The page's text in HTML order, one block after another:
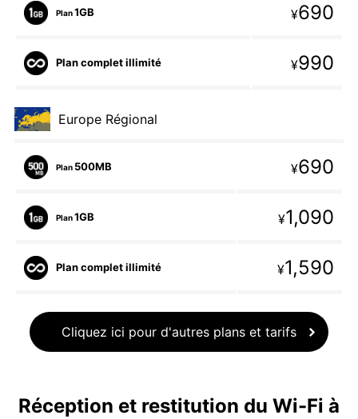
Plan1GB ¥690
Plan complet illimité ¥990
Europe Régional
Plan 500MB ¥690
Plan1GB ¥1,090
Plan complet illimité ¥1,590
Cliquez ici pour d'autres plans et tarifs
Réception et restitution du Wi-Fi à